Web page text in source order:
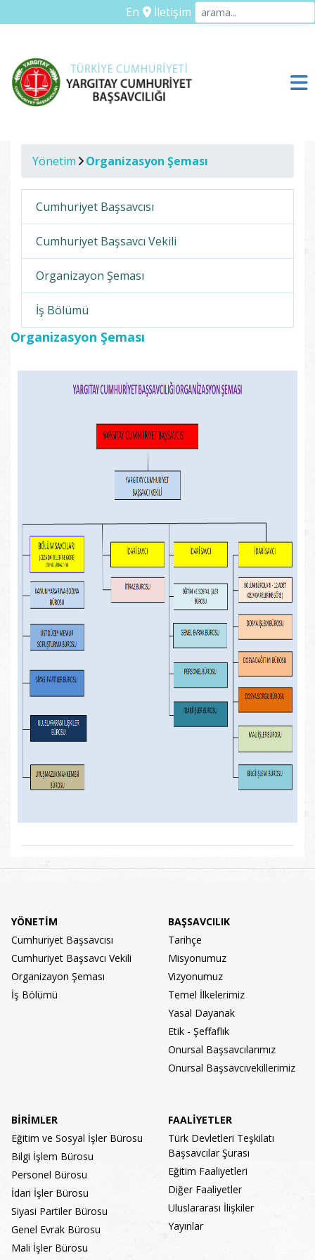
En İletişim
Yönetim Organizasyon Şeması
Cumhuriyet Başsavcısı
Cumhuriyet Başsavcı Vekili
Organizayon Şeması
İş Bölümü
Organizasyon Şeması
YÖNETİM
Cumhuriyet Başsavcısı
Cumhuriyet Başsavcı Vekili
Organizayon Şeması
İş Bölümü
BAŞSAVCILIK
Tarihçe
Misyonumuz
Vizyonumuz
Temel İlkelerimiz
Yasal Dayanak
Etik - Şeffaflık
Onursal Başsavcılarımız
Onursal Başsavcıvekillerimiz
BİRİMLER
Eğitim ve Sosyal İşler Bürosu
Bilgi İşlem Bürosu
Personel Bürosu
İdari İşler Bürosu
Siyasi Partiler Bürosu
Genel Evrak Bürosu
Mali İşler Bürosu
FAALİYETLER
Türk Devletleri Teşkilatı
Başsavcılar Şurası
Eğitim Faaliyetleri
Diğer Faaliyetler
Uluslararası İlişkiler
Yayınlar